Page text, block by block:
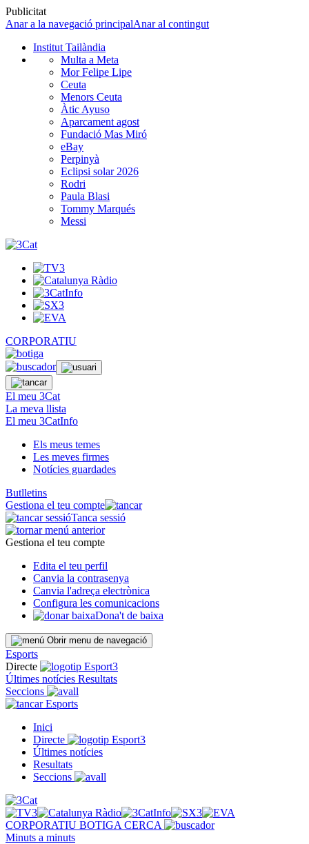
Publicitat
Anar a la navegació principalAnar al contingut
Institut Tailàndia
Multa a Meta
Mor Felipe Lipe
Ceuta
Menors Ceuta
Àtic Ayuso
Aparcament agost
Fundació Mas Miró
eBay
Perpinyà
Eclipsi solar 2026
Rodri
Paula Blasi
Tommy Marqués
Messi
CORPORATIU
El meu 3Cat
La meva llista
El meu 3CatInfo
Els meus temes
Les meves firmes
Notícies guardades
Butlletins
Gestiona el teu compte
Tanca sessió
Gestiona el teu compte
Edita el teu perfil
Canvia la contrasenya
Canvia l'adreça electrònica
Configura les comunicacions
Dona't de baixa
Obrir menu de navegació
Esports
Directe
Últimes notícies Resultats
Seccions
Esports
Inici
Directe
Últimes notícies
Resultats
Seccions
CORPORATIU BOTIGA CERCA
Minuts a minuts